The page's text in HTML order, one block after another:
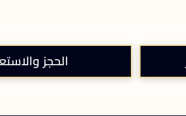
الحجز